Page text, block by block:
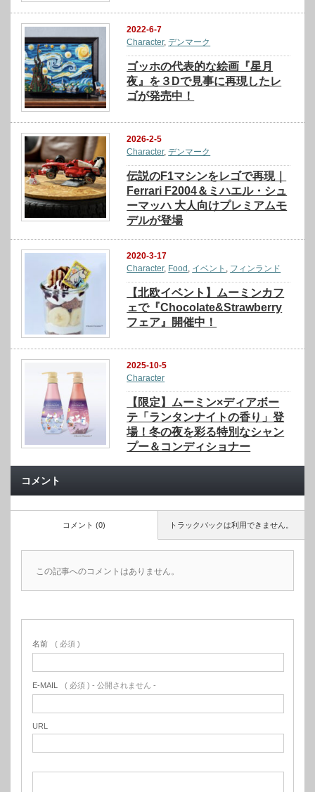
2022-6-7
Character,デンマーク
ゴッホの代表的な絵画『星月
夜』を３Dで見事に再現したレ
ゴが発売中！
2026-2-5
Character,デンマーク
伝説のF1マシンをレゴで再現｜
Ferrari F2004＆ミハエル・シュ
ーマッハ 大人向けプレミアムモ
デルが登場
2020-3-17
Character, Food , イベント , フィンランド
【北欧イベント】ムーミンカフ
ェで『Chocolate&Strawberry
フェア』開催中！
2025-10-5
Character
【限定】ムーミン×ディアボー
テ「ランタンナイトの香り」登
場！冬の夜を彩る特別なシャン
プー＆コンディショナー
コメント
トラックバックは利用できません。
コメント (0)
この記事へのコメントはありません。
名前 ( 必須 )
E-MAIL ( 必須 ) - 公開されません -
URL